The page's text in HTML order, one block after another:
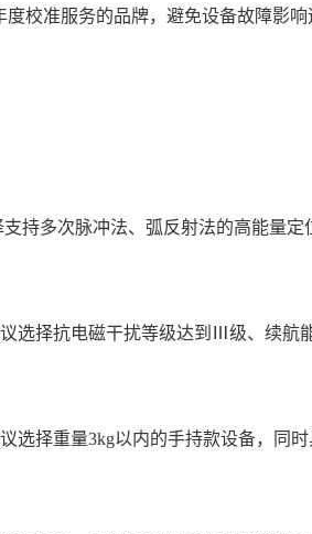
校准服务的品牌，避免设备故障影
持多次脉冲法、弧反射法的高能量
选择抗电磁干扰等级达到Ⅲ级、续航
择重量3kg以内的手持款设备，同